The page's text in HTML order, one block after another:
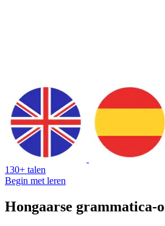
130+ talen
Begin met leren
Hongaarse grammatica-